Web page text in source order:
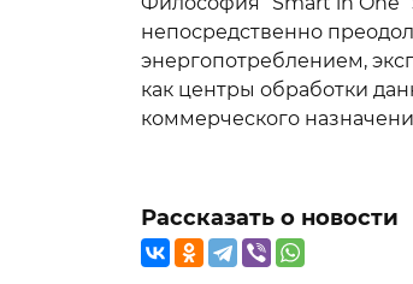
непосредственно
энергопотреблением,
как центры обработки
коммерческого
Рассказать о новости